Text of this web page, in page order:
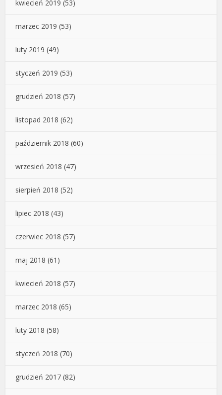
kwiecień 2019 (53)
marzec 2019 (53)
luty 2019 (49)
styczeń 2019 (53)
grudzień 2018 (57)
listopad 2018 (62)
październik 2018 (60)
wrzesień 2018 (47)
sierpień 2018 (52)
lipiec 2018 (43)
czerwiec 2018 (57)
maj 2018 (61)
kwiecień 2018 (57)
marzec 2018 (65)
luty 2018 (58)
styczeń 2018 (70)
grudzień 2017 (82)